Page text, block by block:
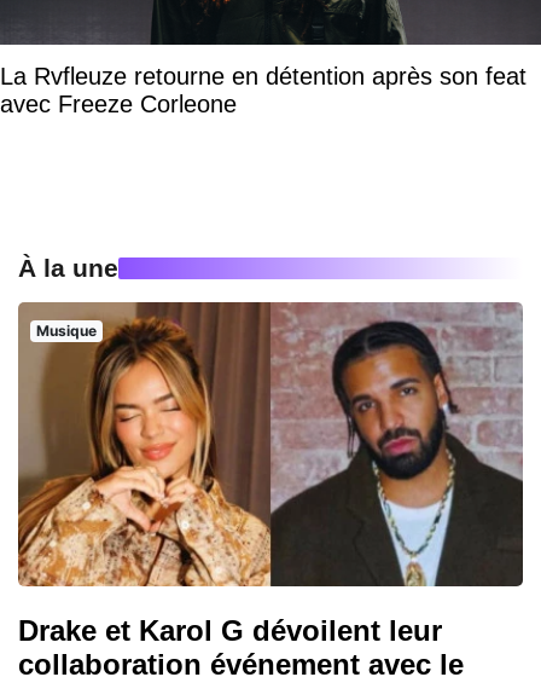
La Rvfleuze retourne en détention après son feat
avec Freeze Corleone
À la une
Musique
Drake et Karol G dévoilent leur
collaboration événement avec le